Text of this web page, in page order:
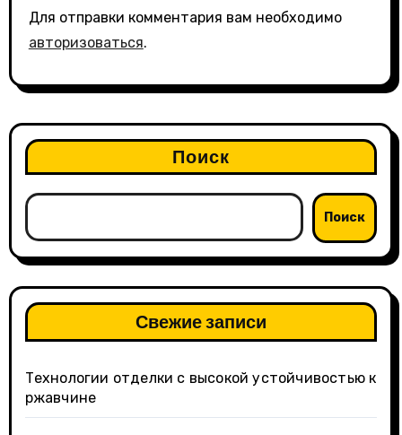
Для отправки комментария вам необходимо
авторизоваться.
Поиск
Поиск
Свежие записи
Технологии отделки с высокой устойчивостью к
ржавчине